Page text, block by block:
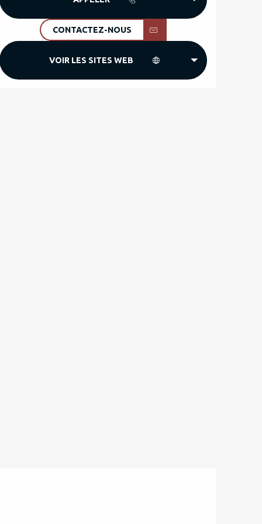
CONTACTEZ-NOUS
VOIR LES SITES WEB